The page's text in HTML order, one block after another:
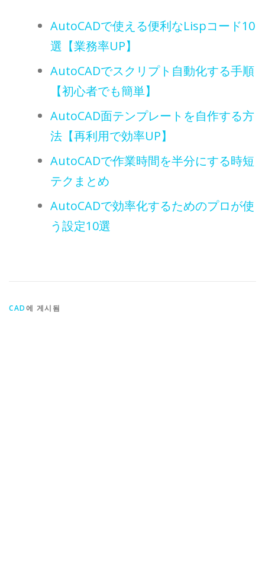
AutoCADで使える便利なLispコード10
選【業務率UP】
AutoCADでスクリプト自動化する手順
【初心者でも簡単】
AutoCAD面テンプレートを自作する方
法【再利用で効率UP】
AutoCADで作業時間を半分にする時短
テクまとめ
AutoCADで効率化するためのプロが使
う設定10選
CAD에 게시됨